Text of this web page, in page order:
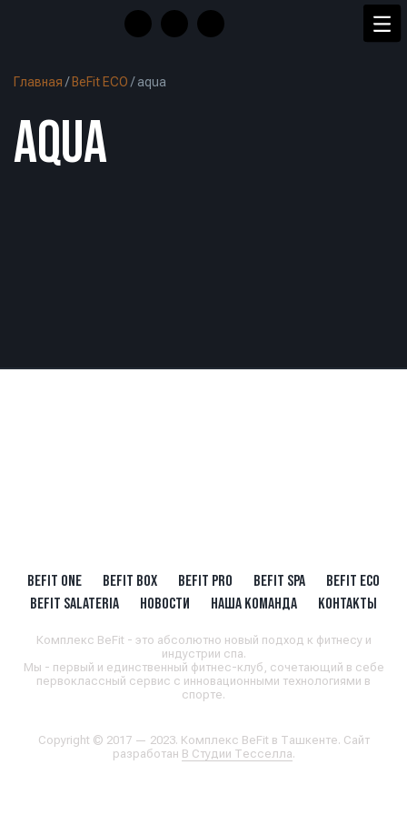
Главная / BeFit ECO /aqua
AQUA
BEFIT ONE BEFIT BOX BEFIT PRO BEFIT SPA
BEFIT ECO
BEFIT SALATERIA
НОВОСТИ НАША КОМАНДА КОНТАКТЫ
Комплекс BeFit - это абсолютно новый подход к фитнесу и
индустрии спа.
Мы - первый и единственный фитнес-клуб, сочетающий в себе
первоклассный сервис с инновационными технологиями в
спорте.
Copyright © 2017 — 2023. Комплекс BeFit в Ташкенте. Сайт
разработан В Студии Тесселла.